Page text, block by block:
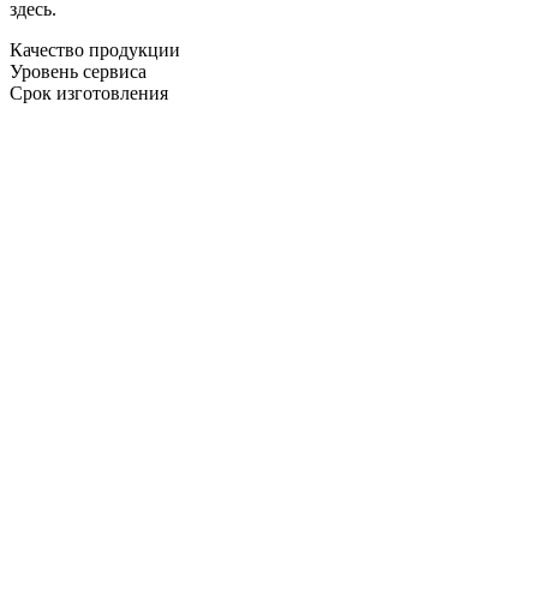
здесь.
Качество продукции
Уровень сервиса
Срок изготовления